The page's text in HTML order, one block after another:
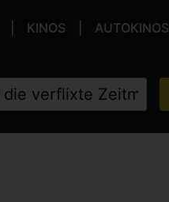
KINOS AUTOKINOS